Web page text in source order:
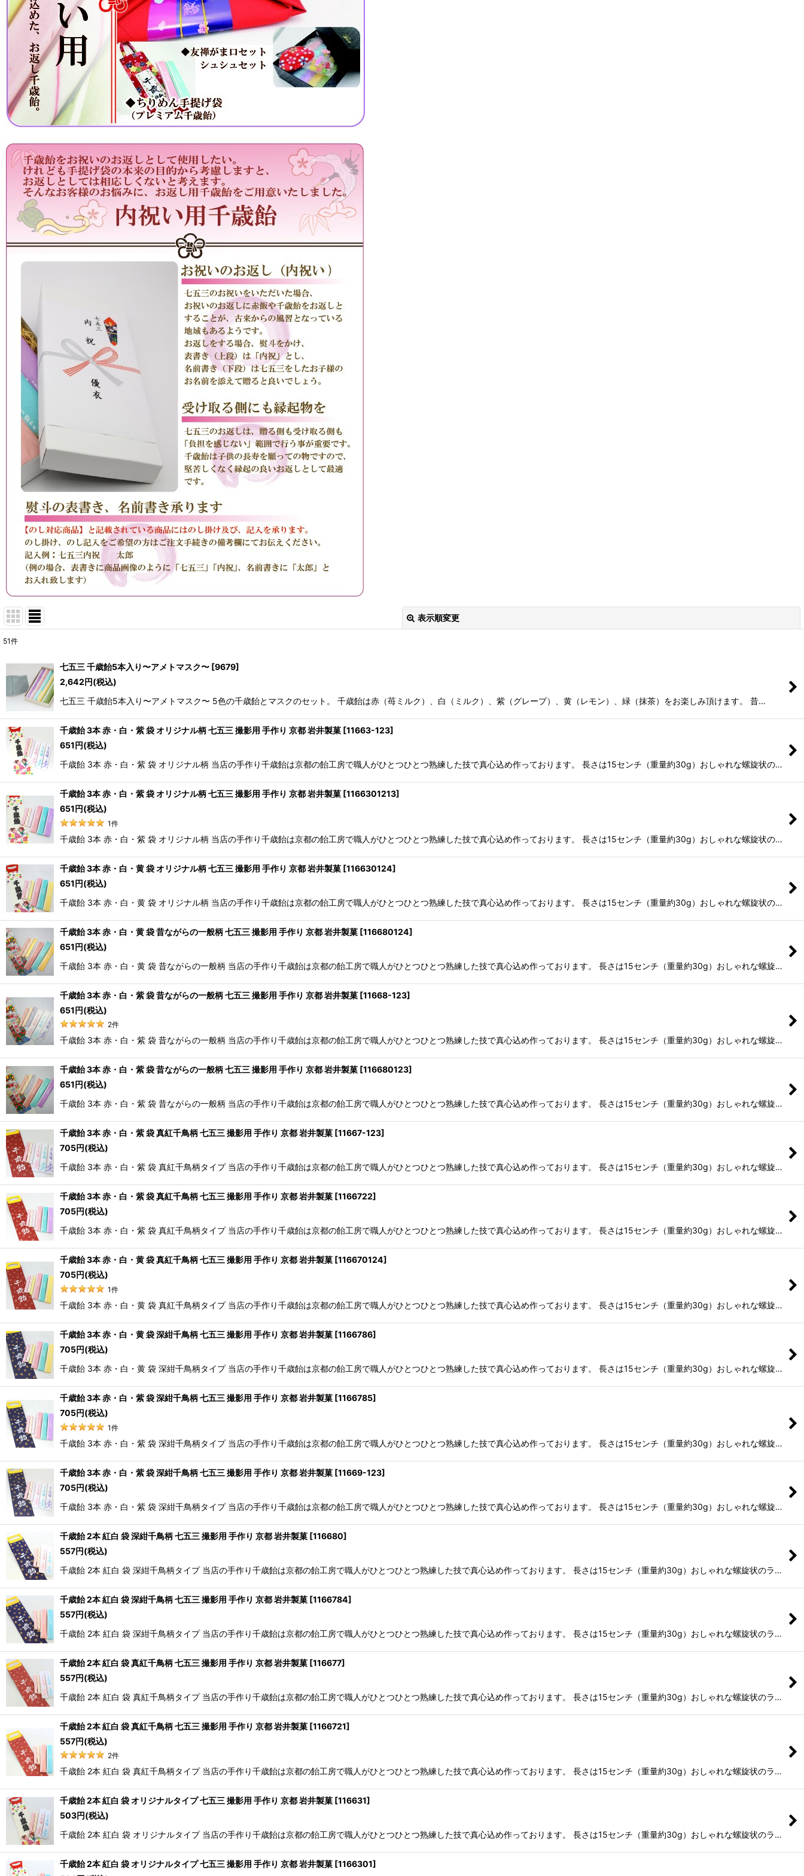
表示順変更
並び順:
絞り込む
51件
七五三 千歳飴5本入り〜アメトマスク〜 [9679]
2,642円(税込)
七五三 千歳飴5本入り〜アメトマスク〜 5色の千歳飴とマスクのセット。 千歳飴は赤（苺ミルク）、白（ミルク）、紫（グレープ）、黄（レモン）、緑（抹茶）をお楽しみ頂けます。 昔…
千歳飴 3本 赤・白・紫 袋 オリジナル柄 七五三 撮影用 手作り 京都 岩井製菓 [11663-123]
651円(税込)
千歳飴 3本 赤・白・紫 袋 オリジナル柄 当店の手作り千歳飴は京都の飴工房で職人がひとつひとつ熟練した技で真心込め作っております。 長さは15センチ（重量約30g）おしゃれな螺旋状の…
千歳飴 3本 赤・白・紫 袋 オリジナル柄 七五三 撮影用 手作り 京都 岩井製菓 [1166301213]
651円(税込)
1件
千歳飴 3本 赤・白・紫 袋 オリジナル柄 当店の手作り千歳飴は京都の飴工房で職人がひとつひとつ熟練した技で真心込め作っております。 長さは15センチ（重量約30g）おしゃれな螺旋状の…
千歳飴 3本 赤・白・黄 袋 オリジナル柄 七五三 撮影用 手作り 京都 岩井製菓 [116630124]
651円(税込)
千歳飴 3本 赤・白・黄 袋 オリジナル柄 当店の手作り千歳飴は京都の飴工房で職人がひとつひとつ熟練した技で真心込め作っております。 長さは15センチ（重量約30g）おしゃれな螺旋状の…
千歳飴 3本 赤・白・黄 袋 昔ながらの一般柄 七五三 撮影用 手作り 京都 岩井製菓 [116680124]
651円(税込)
千歳飴 3本 赤・白・黄 袋 昔ながらの一般柄 当店の手作り千歳飴は京都の飴工房で職人がひとつひとつ熟練した技で真心込め作っております。 長さは15センチ（重量約30g）おしゃれな螺旋…
千歳飴 3本 赤・白・紫 袋 昔ながらの一般柄 七五三 撮影用 手作り 京都 岩井製菓 [11668-123]
651円(税込)
2件
千歳飴 3本 赤・白・紫 袋 昔ながらの一般柄 当店の手作り千歳飴は京都の飴工房で職人がひとつひとつ熟練した技で真心込め作っております。 長さは15センチ（重量約30g）おしゃれな螺旋…
千歳飴 3本 赤・白・紫 袋 昔ながらの一般柄 七五三 撮影用 手作り 京都 岩井製菓 [116680123]
651円(税込)
千歳飴 3本 赤・白・紫 袋 昔ながらの一般柄 当店の手作り千歳飴は京都の飴工房で職人がひとつひとつ熟練した技で真心込め作っております。 長さは15センチ（重量約30g）おしゃれな螺旋…
千歳飴 3本 赤・白・紫 袋 真紅千鳥柄 七五三 撮影用 手作り 京都 岩井製菓 [11667-123]
705円(税込)
千歳飴 3本 赤・白・紫 袋 真紅千鳥柄タイプ 当店の手作り千歳飴は京都の飴工房で職人がひとつひとつ熟練した技で真心込め作っております。 長さは15センチ（重量約30g）おしゃれな螺旋…
千歳飴 3本 赤・白・紫 袋 真紅千鳥柄 七五三 撮影用 手作り 京都 岩井製菓 [1166722]
705円(税込)
千歳飴 3本 赤・白・紫 袋 真紅千鳥柄タイプ 当店の手作り千歳飴は京都の飴工房で職人がひとつひとつ熟練した技で真心込め作っております。 長さは15センチ（重量約30g）おしゃれな螺旋…
千歳飴 3本 赤・白・黄 袋 真紅千鳥柄 七五三 撮影用 手作り 京都 岩井製菓 [116670124]
705円(税込)
1件
千歳飴 3本 赤・白・黄 袋 真紅千鳥柄タイプ 当店の手作り千歳飴は京都の飴工房で職人がひとつひとつ熟練した技で真心込め作っております。 長さは15センチ（重量約30g）おしゃれな螺旋…
千歳飴 3本 赤・白・黄 袋 深紺千鳥柄 七五三 撮影用 手作り 京都 岩井製菓 [1166786]
705円(税込)
千歳飴 3本 赤・白・黄 袋 深紺千鳥柄タイプ 当店の手作り千歳飴は京都の飴工房で職人がひとつひとつ熟練した技で真心込め作っております。 長さは15センチ（重量約30g）おしゃれな螺旋…
千歳飴 3本 赤・白・紫 袋 深紺千鳥柄 七五三 撮影用 手作り 京都 岩井製菓 [1166785]
705円(税込)
1件
千歳飴 3本 赤・白・紫 袋 深紺千鳥柄タイプ 当店の手作り千歳飴は京都の飴工房で職人がひとつひとつ熟練した技で真心込め作っております。 長さは15センチ（重量約30g）おしゃれな螺旋…
千歳飴 3本 赤・白・紫 袋 深紺千鳥柄 七五三 撮影用 手作り 京都 岩井製菓 [11669-123]
705円(税込)
千歳飴 3本 赤・白・紫 袋 深紺千鳥柄タイプ 当店の手作り千歳飴は京都の飴工房で職人がひとつひとつ熟練した技で真心込め作っております。 長さは15センチ（重量約30g）おしゃれな螺旋…
千歳飴 2本 紅白 袋 深紺千鳥柄 七五三 撮影用 手作り 京都 岩井製菓 [116680]
557円(税込)
千歳飴 2本 紅白 袋 深紺千鳥柄タイプ 当店の手作り千歳飴は京都の飴工房で職人がひとつひとつ熟練した技で真心込め作っております。 長さは15センチ（重量約30g）おしゃれな螺旋状のラ…
千歳飴 2本 紅白 袋 深紺千鳥柄 七五三 撮影用 手作り 京都 岩井製菓 [1166784]
557円(税込)
千歳飴 2本 紅白 袋 深紺千鳥柄タイプ 当店の手作り千歳飴は京都の飴工房で職人がひとつひとつ熟練した技で真心込め作っております。 長さは15センチ（重量約30g）おしゃれな螺旋状のラ…
千歳飴 2本 紅白 袋 真紅千鳥柄 七五三 撮影用 手作り 京都 岩井製菓 [116677]
557円(税込)
千歳飴 2本 紅白 袋 真紅千鳥柄タイプ 当店の手作り千歳飴は京都の飴工房で職人がひとつひとつ熟練した技で真心込め作っております。 長さは15センチ（重量約30g）おしゃれな螺旋状のラ…
千歳飴 2本 紅白 袋 真紅千鳥柄 七五三 撮影用 手作り 京都 岩井製菓 [1166721]
557円(税込)
2件
千歳飴 2本 紅白 袋 真紅千鳥柄タイプ 当店の手作り千歳飴は京都の飴工房で職人がひとつひとつ熟練した技で真心込め作っております。 長さは15センチ（重量約30g）おしゃれな螺旋状のラ…
千歳飴 2本 紅白 袋 オリジナルタイプ 七五三 撮影用 手作り 京都 岩井製菓 [116631]
503円(税込)
千歳飴 2本 紅白 袋 オリジナルタイプ 当店の手作り千歳飴は京都の飴工房で職人がひとつひとつ熟練した技で真心込め作っております。 長さは15センチ（重量約30g）おしゃれな螺旋状のラ…
千歳飴 2本 紅白 袋 オリジナルタイプ 七五三 撮影用 手作り 京都 岩井製菓 [1166301]